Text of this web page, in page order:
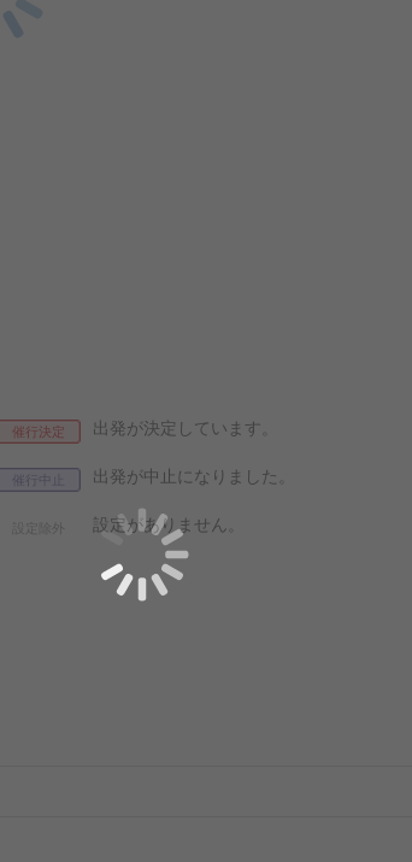
催行決定 出発が決定しています。
催行中止 出発が中止になりました。
設定除外 設定がありません。